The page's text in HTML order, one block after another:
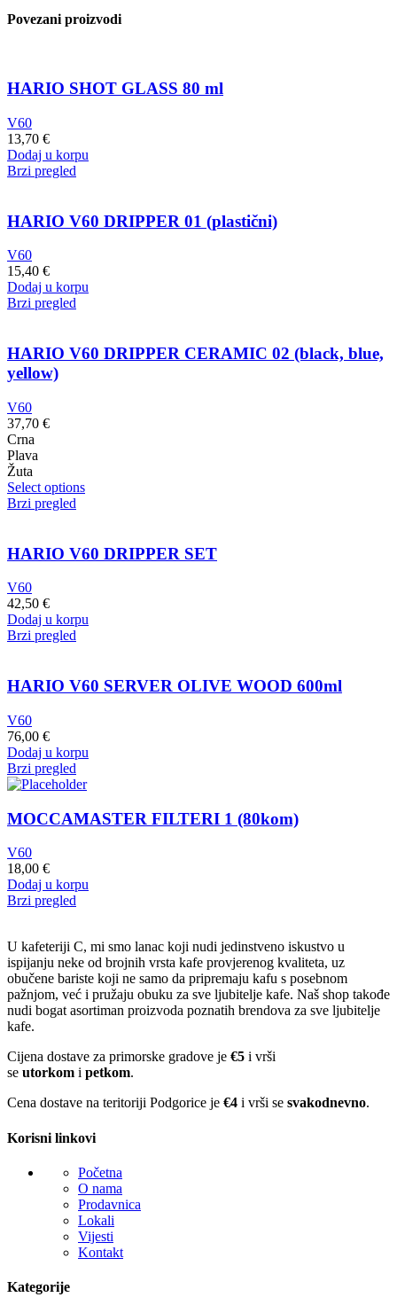
Povezani proizvodi
HARIO SHOT GLASS 80 ml
V60
13,70 €
Dodaj u korpu
Brzi pregled
HARIO V60 DRIPPER 01 (plastični)
V60
15,40 €
Dodaj u korpu
Brzi pregled
HARIO V60 DRIPPER CERAMIC 02 (black, blue,
yellow)
V60
37,70 €
Crna
Plava
Žuta
Select options
Brzi pregled
HARIO V60 DRIPPER SET
V60
42,50 €
Dodaj u korpu
Brzi pregled
HARIO V60 SERVER OLIVE WOOD 600ml
V60
76,00 €
Dodaj u korpu
Brzi pregled
MOCCAMASTER FILTERI 1 (80kom)
V60
18,00 €
Dodaj u korpu
Brzi pregled
U kafeteriji C, mi smo lanac koji nudi jedinstveno iskustvo u
ispijanju neke od brojnih vrsta kafe provjerenog kvaliteta, uz
obučene bariste koji ne samo da pripremaju kafu s posebnom
pažnjom, već i pružaju obuku za sve ljubitelje kafe. Naš shop takođe
nudi bogat asortiman proizvoda poznatih brendova za sve ljubitelje
kafe.
Cijena dostave za primorske gradove je €5 i vrši
se utorkom i petkom.
Cena dostave na teritoriji Podgorice je €4 i vrši se svakodnevno.
Korisni linkovi
Početna
O nama
Prodavnica
Lokali
Vijesti
Kontakt
Kategorije